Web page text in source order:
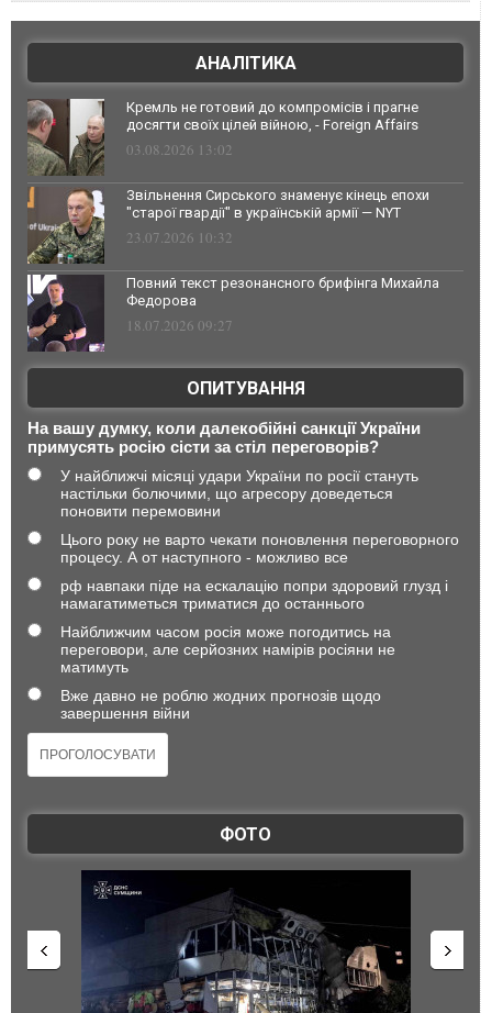
АНАЛІТИКА
Кремль не готовий до компромісів і прагне
досягти своїх цілей війною, - Foreign Affairs
03.08.2026 13:02
Звільнення Сирського знаменує кінець епохи
"старої гвардії" в українській армії — NYT
23.07.2026 10:32
Повний текст резонансного брифінга Михайла
Федорова
18.07.2026 09:27
ОПИТУВАННЯ
На вашу думку, коли далекобійні санкції України
примусять росію сісти за стіл переговорів?
У найближчі місяці удари України по росії стануть
настільки болючими, що агресору доведеться
поновити перемовини
Цього року не варто чекати поновлення переговорного
процесу. А от наступного - можливо все
рф навпаки піде на ескалацію попри здоровий глузд і
намагатиметься триматися до останнього
Найближчим часом росія може погодитись на
переговори, але серйозних намірів росіяни не
матимуть
Вже давно не роблю жодних прогнозів щодо
завершення війни
ФОТО